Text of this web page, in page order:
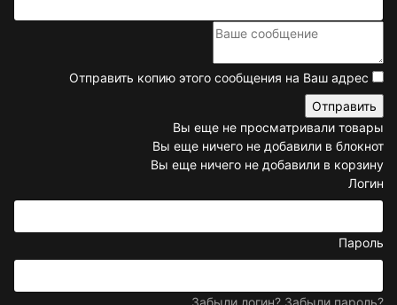
Отправить копию этого сообщения на Ваш адрес
Вы еще не просматривали товары
Вы еще ничего не добавили в блокнот
Вы еще ничего не добавили в корзину
Логин
Пароль
Забыли логин? Забыли пароль?